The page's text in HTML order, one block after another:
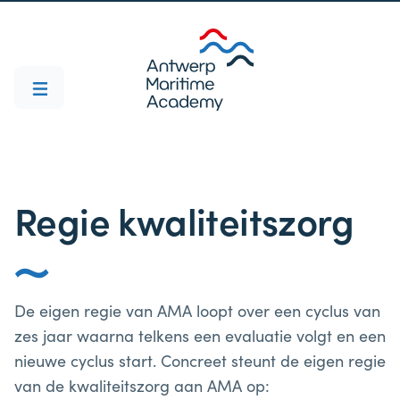
Regie kwaliteitszorg
De eigen regie van AMA loopt over een cyclus van
zes jaar waarna telkens een evaluatie volgt en een
nieuwe cyclus start. Concreet steunt de eigen regie
van de kwaliteitszorg aan AMA op: